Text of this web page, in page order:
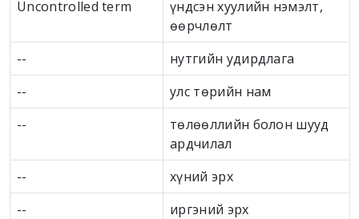
Uncontrolled term
үндсэн хуулийн нэмэлт,
өөрчлөлт
--
нутгийн удирдлага
--
улс төрийн нам
--
төлөөллийн болон шууд
ардчилал
--
хүний эрх
--
иргэний эрх